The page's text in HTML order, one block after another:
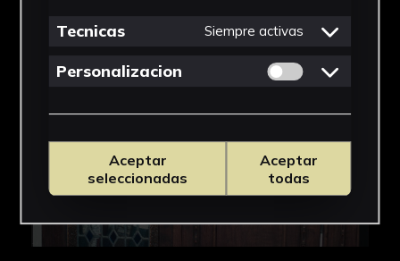
Tecnicas Siempre activas
Personalizacion Permitir cookies
Aceptar
seleccionadas
Aceptar
todas